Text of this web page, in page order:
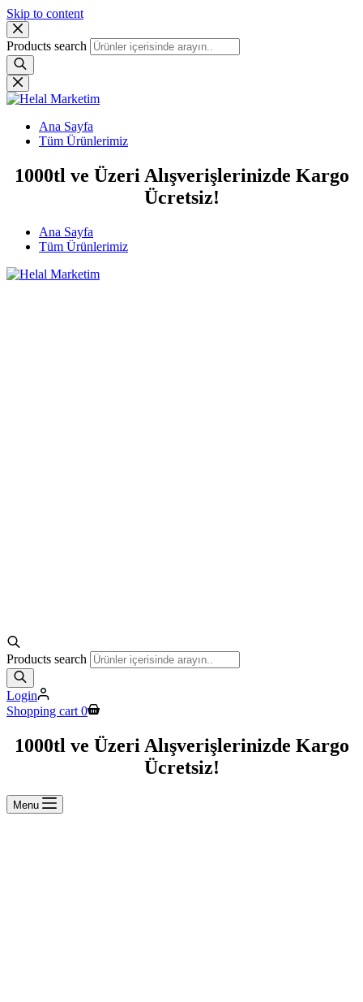
Skip to content
Products search
Ana Sayfa
Tüm Ürünlerimiz
1000tl ve Üzeri Alışverişlerinizde Kargo
Ücretsiz!
Ana Sayfa
Tüm Ürünlerimiz
Products search
Login
Shopping cart 0
1000tl ve Üzeri Alışverişlerinizde Kargo
Ücretsiz!
Menu